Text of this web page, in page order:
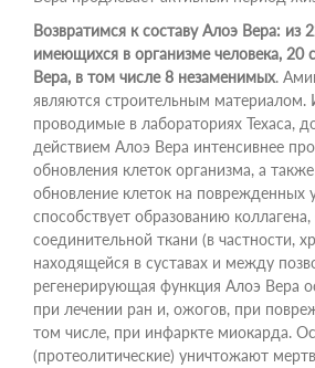
Возвратимся к составу Алоэ Вера: из
имеющихся в организме человека, 20
Вера, в том числе 8 незаменимых.
являются строительным материалом.
проводимые в лабораториях Техаса,
действием Алоэ Вера интенсивнее
обновления клеток организма, а
обновление клеток на поврежденных
способствует образованию
соединительной ткани (в частности,
находящейся в суставах и между
регенерирующая функция Алоэ Вера
при лечении ран и, ожогов, при
том числе, при инфаркте миокарда.
(протеолитические) уничтожают